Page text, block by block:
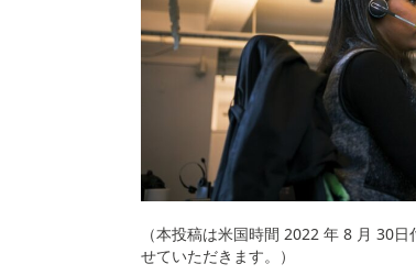
（本投稿は米国時間 2022 年 8 月 30
せていただきます。）